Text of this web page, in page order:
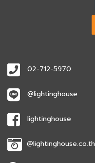
02-712-5970
@lightinghouse
lightinghouse
@lightinghouse.co.th